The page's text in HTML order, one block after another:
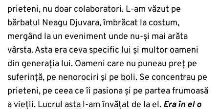
prieteni, nu doar colaboratori. L-am văzut pe
bărbatul Neagu Djuvara, îmbrăcat la costum,
mergând la un eveniment unde nu-și mai arăta
vârsta. Asta era ceva specific lui și multor oameni
din generația lui. Oameni care nu puneau preț pe
suferință, pe nenorociri și pe boli. Se concentrau pe
prieteni, pe ceea ce îi pasiona și pe partea frumoasă
a vieții. Lucrul asta l-am învățat de la el. Era în el o